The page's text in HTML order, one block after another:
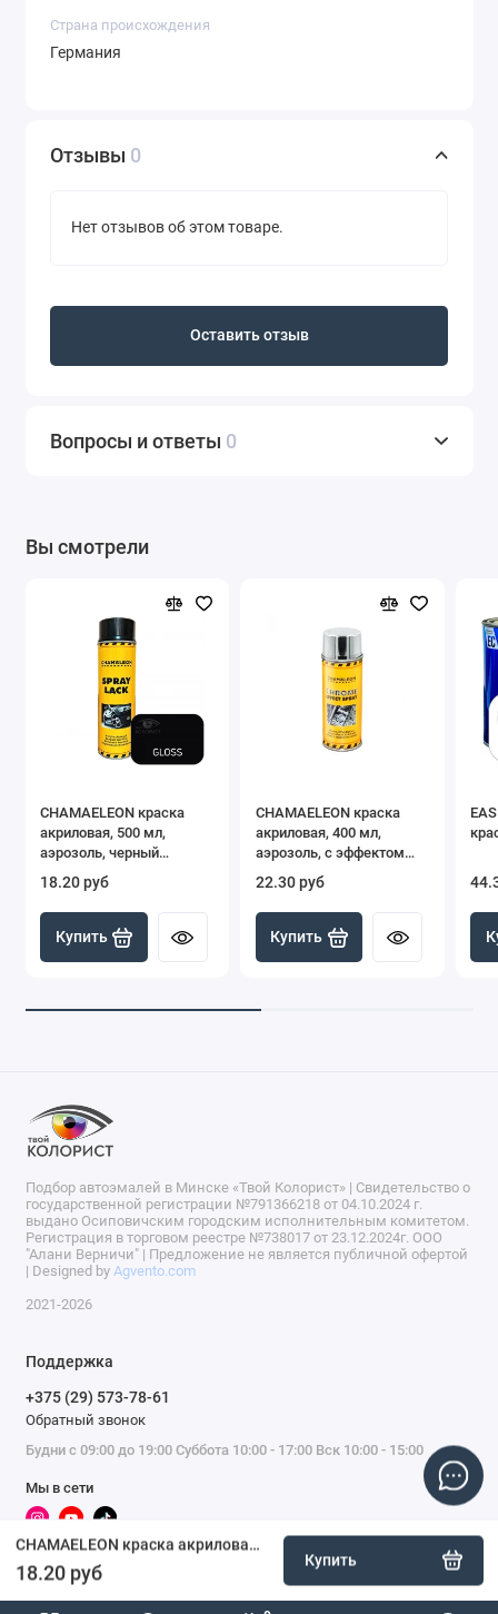
CHAMAELEON краска акриловая, 500 мл, аэрозоль, черный матовый
18.20 руб
Купить
Страна происхождения
Германия
Отзывы 0
Нет отзывов об этом товаре.
Оставить отзыв
Вопросы и ответы 0
Вы смотрели
CHAMAELEON краска
акриловая, 500 мл,
аэрозоль, черный
глянцевый
18.20 руб
Купить
CHAMAELEON краска
акриловая, 400 мл,
аэрозоль, с эффектом
хрома
22.30 руб
Купить
Подбор автоэмалей в Минске «Твой Колорист» | Свидетельство о
государственной регистрации №791366218 от 04.10.2024 г.
выдано Осиповичским городским исполнительным комитетом.
Регистрация в торговом реестре №738017 от 23.12.2024г. ООО
"Алани Верничи" | Предложение не является публичной офертой
| Designed by Agvento.com
2021-2026
Поддержка
+375 (29) 573-78-61
Обратный звонок
Будни с 09:00 до 19:00 Суббота 10:00 - 17:00 Вск 10:00 - 15:00
Мы в сети